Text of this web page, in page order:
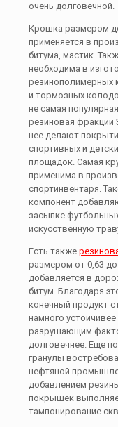
очень долговечной.
Крошка размером
применяется в
битума, мастик.
необходима в
резинополимерных
и тормозных
не самая
резиновая фракции
нее делают
спортивных и
площадок. Самая
применима в
спортинвентаря.
компонент
засыпке
искусственную
Есть также
размером от 0,63
добавляется в
битум. Благодаря
конечный продукт
намного
разрушающим
долговечнее. Еще
гранулы
нефтяной
добавлением
покрышек
тампонирование